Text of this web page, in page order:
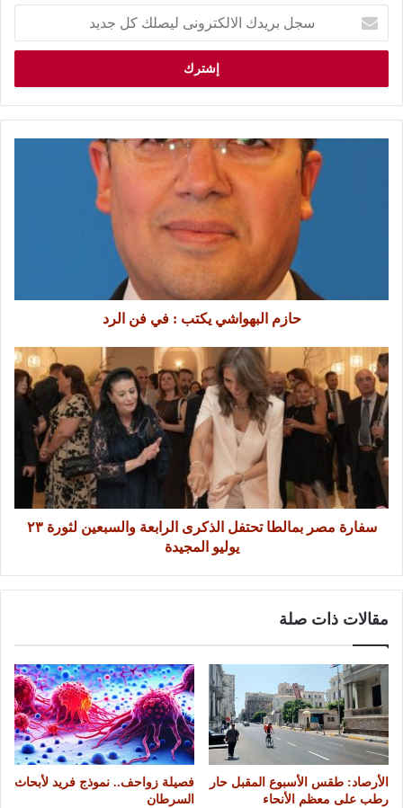
حازم البهواشي يكتب : في فن الرد
سفارة مصر بمالطا تحتفل الذكرى الرابعة والسبعين لثورة ٢٣
يوليو المجيدة
مقالات ذات صلة
الأرصاد: طقس الأسبوع المقبل حار
رطب على معظم الأنحاء
فصيلة زواحف.. نموذج فريد لأبحاث
السرطان